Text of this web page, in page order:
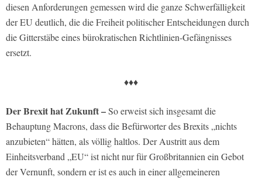
diesen Anforderungen gemessen wird die ganze Schwerfälligkeit
der EU deutlich, die die Freiheit politischer Entscheidungen durch
die Gitterstäbe eines bürokratischen Richtlinien-Gefängnisses
ersetzt.
♦♦♦
Der Brexit hat Zukunft –So erweist sich insgesamt die
Behauptung Macrons, dass die Befürworter des Brexits „nichts
anzubieten“ hätten, als völlig haltlos. Der Austritt aus dem
Einheitsverband „EU“ ist nicht nur für Großbritannien ein Gebot
der Vernunft, sondern er ist es auch in einer allgemeineren